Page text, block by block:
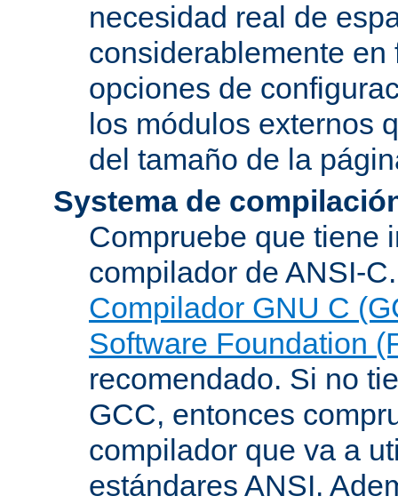
necesidad real de
considerablemente en
opciones de
los módulos externos
del tamaño de la
Systema de
Compruebe que tiene
compilador de ANSI-
Compilador GNU C
Software Foundation
recomendado. Si no
GCC, entonces
compilador que va a
estándares ANSI.